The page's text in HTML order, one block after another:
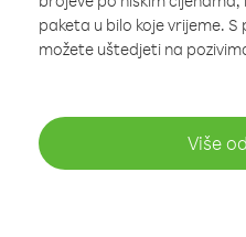
paketa u bilo koje vrijeme.
možete uštedjeti na
Više